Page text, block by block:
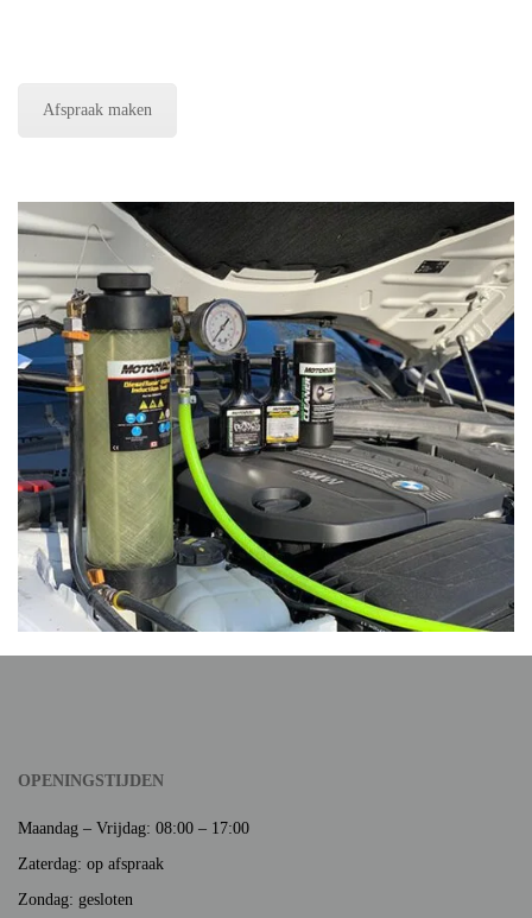
Afspraak maken
OPENINGSTIJDEN
Maandag – Vrijdag: 08:00 – 17:00
Zaterdag: op afspraak
Zondag: gesloten